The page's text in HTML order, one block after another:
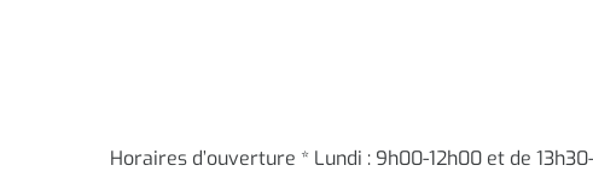
Horaires d’ouverture * Lundi : 9h00-12h00 et de